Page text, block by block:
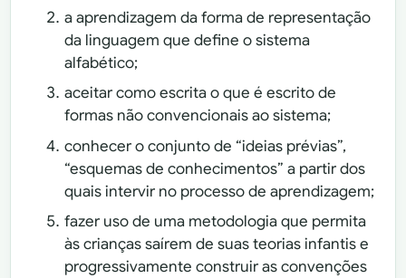
a aprendizagem da forma de representação
da linguagem que define o sistema
alfabético;
aceitar como escrita o que é escrito de
formas não convencionais ao sistema;
conhecer o conjunto de “ideias prévias”,
“esquemas de conhecimentos” a partir dos
quais intervir no processo de aprendizagem;
fazer uso de uma metodologia que permita
às crianças saírem de suas teorias infantis e
progressivamente construir as convenções